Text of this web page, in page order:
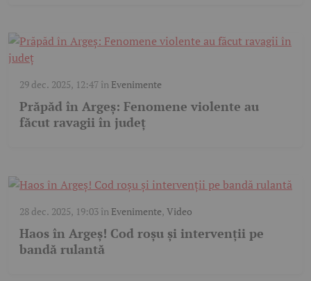
29 dec. 2025, 12:47 în Evenimente
Prăpăd în Argeș: Fenomene violente au
făcut ravagii în județ
28 dec. 2025, 19:03 în Evenimente, Video
Haos în Argeș! Cod roșu și intervenții pe
bandă rulantă